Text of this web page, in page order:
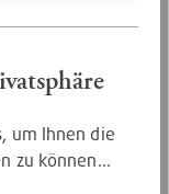
um Ihnen die
zu können...